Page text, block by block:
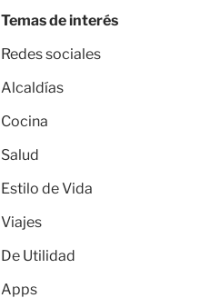
Temas de interés
Redes sociales
Alcaldías
Cocina
Salud
Estilo de Vida
Viajes
De Utilidad
Apps